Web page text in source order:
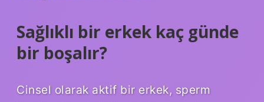
Sağlıklı bir erkek kaç günde
bir boşalır?
Cinsel olarak aktif bir erkek, sperm